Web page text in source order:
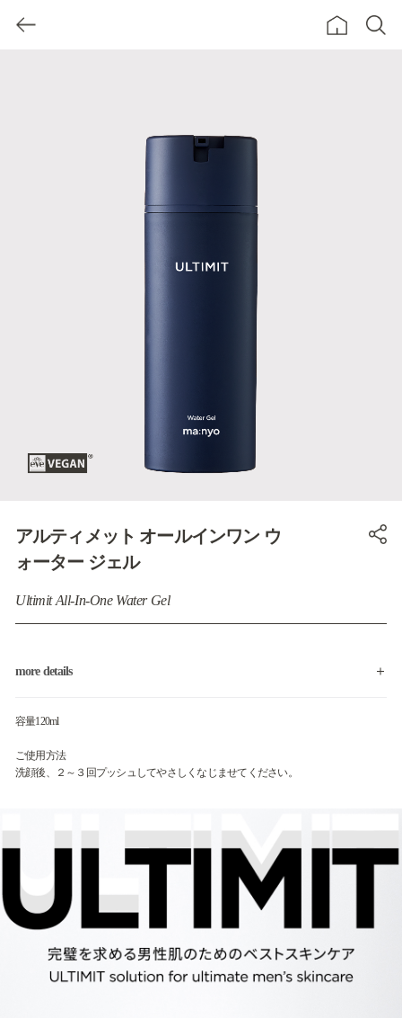
アルティメット オールインワン ウ
ォーター ジェル
Ultimit All-In-One Water Gel
more details
容量120ml
ご使用方法
洗顔後、２～３回プッシュしてやさしくなじませてください。